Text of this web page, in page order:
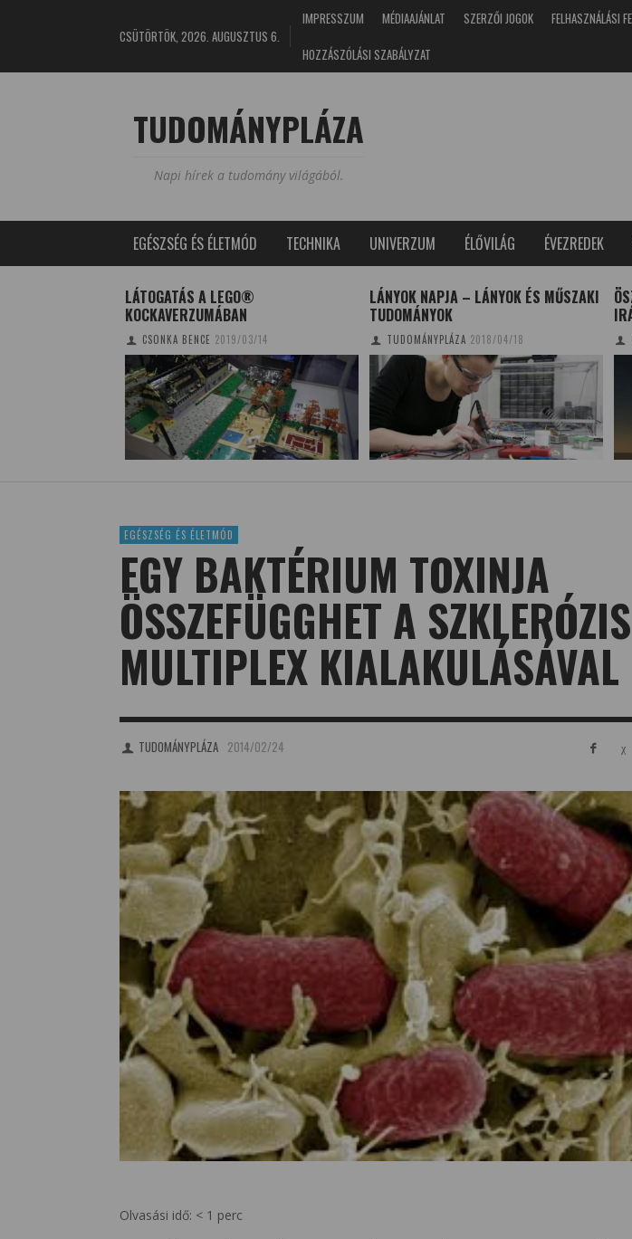
CSÜTÖRTÖK, 2026. AUGUSZTUS 6.
IMPRESSZUM MÉDIAAJÁNLAT SZERZŐI JOGOK
FELHASZNÁLÁSI
HOZZÁSZÓLÁSI SZABÁLYZAT
TUDOMÁNYPLÁZA
Napi hírek a tudomány világából.
EGÉSZSÉG ÉS ÉLETMÓD TECHNIKA UNIVERZUM ÉLŐVILÁG ÉVEZREDEK
LÁTOGATÁS A LEGO®
KOCKAVERZUMÁBAN
CSONKA BENCE 2019/03/14
LÁNYOK NAPJA – LÁNYOK ÉS MŰSZAKI
TUDOMÁNYOK
TUDOMÁNYPLÁZA 2018/04/18
EGÉSZSÉG ÉS ÉLETMÓD
EGY BAKTÉRIUM TOXINJA
ÖSSZEFÜGGHET A SZKLERÓZIS
MULTIPLEX KIALAKULÁSÁVAL
TUDOMÁNYPLÁZA 2014/02/24
Olvasási idő: < 1 perc